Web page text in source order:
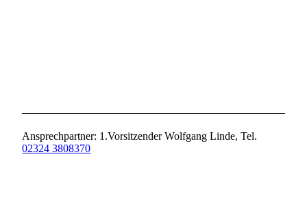
Ansprechpartner: 1.Vorsitzender Wolfgang Linde, Tel.
02324 3808370